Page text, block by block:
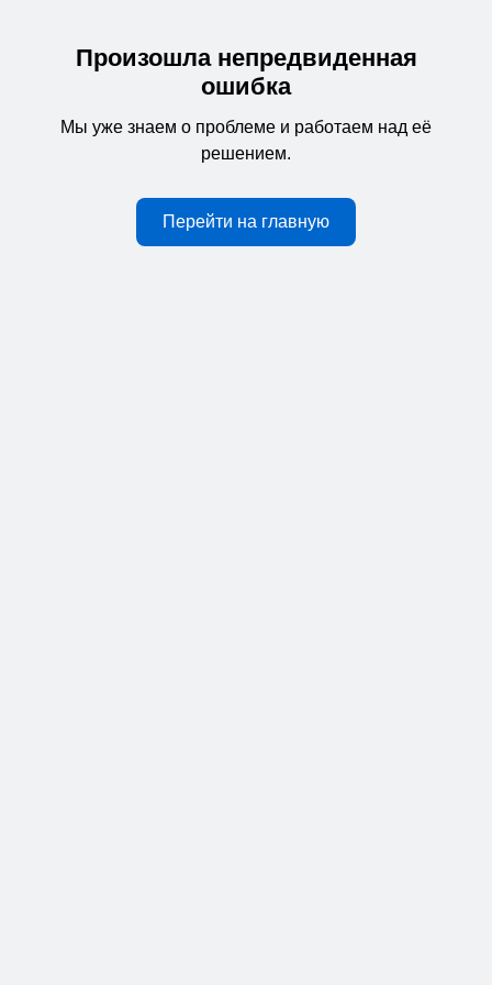
Произошла непредвиденная
ошибка
Мы уже знаем о проблеме и работаем над её
решением.
Перейти на главную